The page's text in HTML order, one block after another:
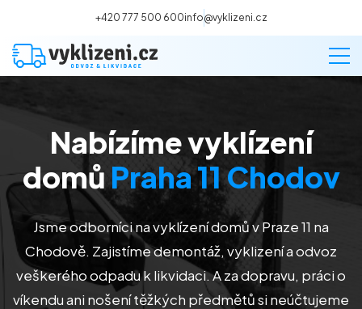
+420 777 500 600info@vyklizeni.cz
Vyklízení
Stěhování
Malování
Deratizace a dezinsekce
Nabízíme vyklízení
domů Praha 11 Chodov
Jsme odborníci na vyklízení domů v Praze 11 na
Chodově. Zajistíme demontáž, vyklizení a odvoz
veškerého odpadu k likvidaci. A za dopravu, práci o
víkendu ani nošení těžkých předmětů si neúčtujeme